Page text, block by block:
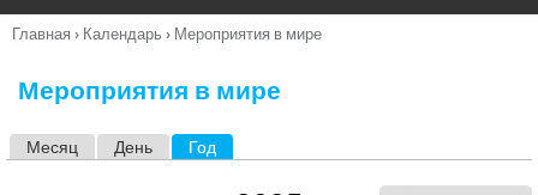
п
Вы
Главная › Календарь › Мероприятия в мире
Мероприятия в мире
Месяц День Год